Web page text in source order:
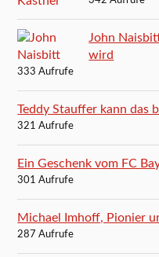
John
wird
333 Aufrufe
Teddy Stauffer kann das
321 Aufrufe
Ein Geschenk vom FC
301 Aufrufe
Michael Imhoff, Pionier
287 Aufrufe